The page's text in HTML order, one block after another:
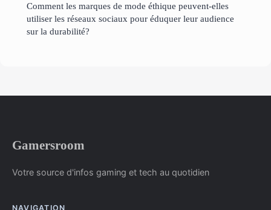
Comment les marques de mode éthique peuvent-elles
utiliser les réseaux sociaux pour éduquer leur audience
sur la durabilité?
Gamersroom
Votre source d'infos gaming et tech au quotidien
NAVIGATION